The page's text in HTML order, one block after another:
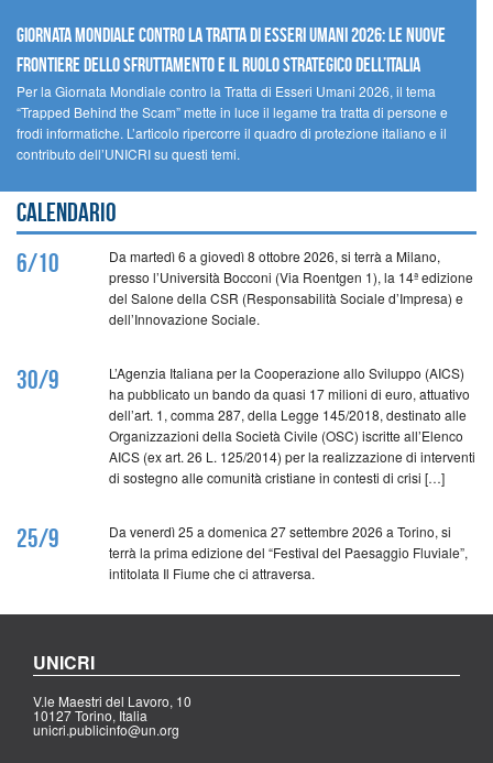
GIORNATA MONDIALE CONTRO LA TRATTA DI ESSERI UMANI 2026: LE NUOVE
FRONTIERE DELLO SFRUTTAMENTO E IL RUOLO STRATEGICO DELL’ITALIA
Per la Giornata Mondiale contro la Tratta di Esseri Umani 2026, il tema
“Trapped Behind the Scam” mette in luce il legame tra tratta di persone e
frodi informatiche. L’articolo ripercorre il quadro di protezione italiano e il
contributo dell’UNICRI su questi temi.
Calendario
6/10
Da martedì 6 a giovedì 8 ottobre 2026, si terrà a Milano,
presso l’Università Bocconi (Via Roentgen 1), la 14ª edizione
del Salone della CSR (Responsabilità Sociale d’Impresa) e
dell’Innovazione Sociale.
30/9
L’Agenzia Italiana per la Cooperazione allo Sviluppo (AICS)
ha pubblicato un bando da quasi 17 milioni di euro, attuativo
dell’art. 1, comma 287, della Legge 145/2018, destinato alle
Organizzazioni della Società Civile (OSC) iscritte all’Elenco
AICS (ex art. 26 L. 125/2014) per la realizzazione di interventi
di sostegno alle comunità cristiane in contesti di crisi […]
25/9
Da venerdì 25 a domenica 27 settembre 2026 a Torino, si
terrà la prima edizione del “Festival del Paesaggio Fluviale”,
intitolata Il Fiume che ci attraversa.
UNICRI
V.le Maestri del Lavoro, 10
10127 Torino, Italia
unicri.publicinfo@un.org